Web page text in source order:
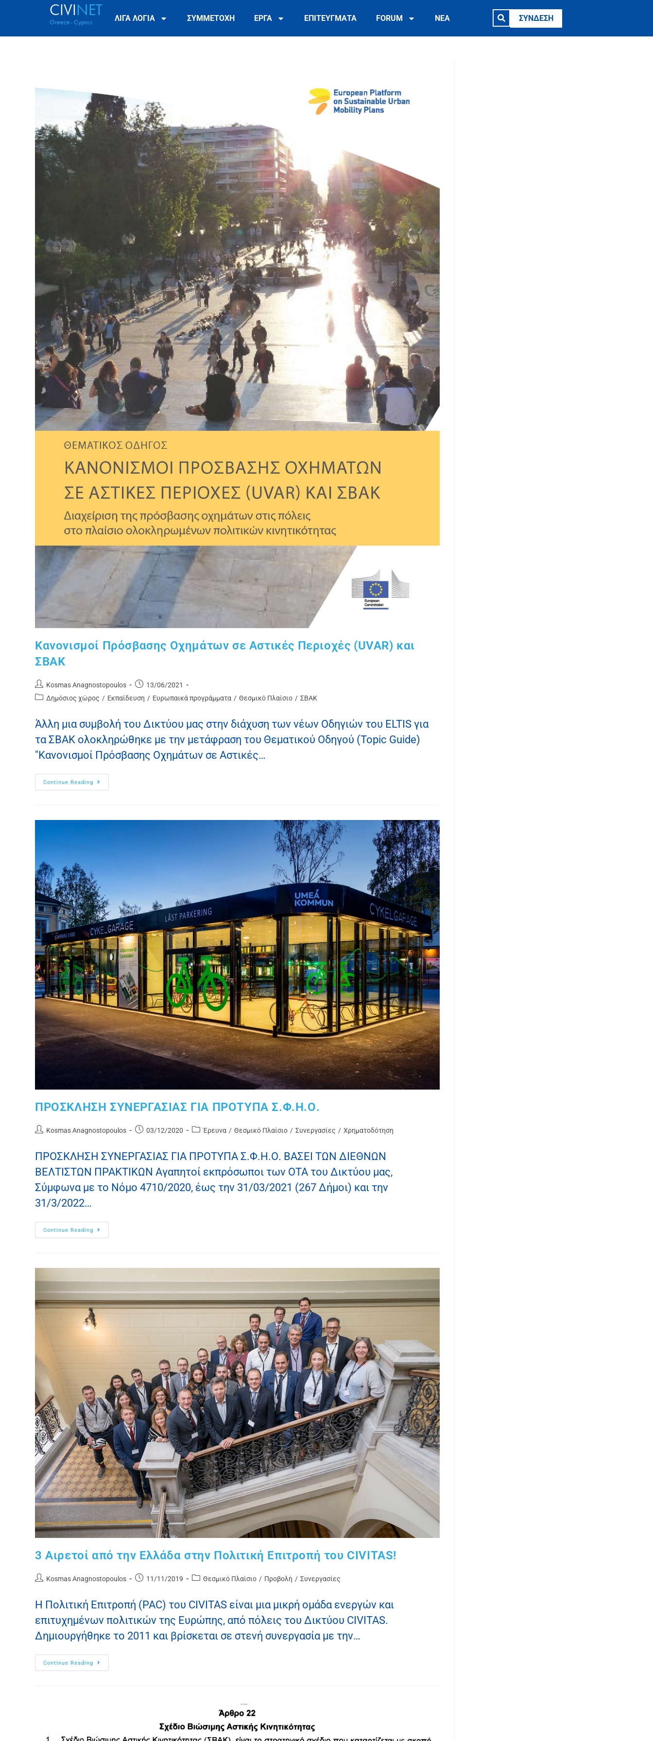
CIVINET
Greece- Cyprus ΛΙΓΑ ΛΟΓΙΑ ΣΥΜΜΕΤΟΧΗ ΕΡΓΑ ΕΠΙΤΕΥΓΜΑΤΑ FORUM ΝΕΑ ΣΥΝΔΕΣΗ
Κανονισμοί Πρόσβασης Οχημάτων σε Αστικές Περιοχές (UVAR) και
ΣΒΑΚ
Kosmas Anagnostopoulos
13/06/2021
Δημόσιος χώρος / Εκπαίδευση / Ευρωπαικά προγράμματα / Θεσμικό Πλαίσιο / ΣΒΑΚ
Άλλη μια συμβολή του Δικτύου μας στην διάχυση των νέων Οδηγιών του ELTIS για
τα ΣΒΑΚ ολοκληρώθηκε με την μετάφραση του Θεματικού Οδηγού (Topic Guide)
"Κανονισμοί Πρόσβασης Οχημάτων σε Αστικές…
Continue Reading
ΠΡΟΣΚΛΗΣΗ ΣΥΝΕΡΓΑΣΙΑΣ ΓΙΑ ΠΡΟΤΥΠΑ Σ.Φ.Η.Ο.
Kosmas Anagnostopoulos 03/12/2020 Έρευνα / Θεσμικό Πλαίσιο / Συνεργασίες / Χρηματοδότηση
ΠΡΟΣΚΛΗΣΗ ΣΥΝΕΡΓΑΣΙΑΣ ΓΙΑ ΠΡΟΤΥΠΑ Σ.Φ.Η.Ο. ΒΑΣΕΙ ΤΩΝ ΔΙΕΘΝΩΝ
ΒΕΛΤΙΣΤΩΝ ΠΡΑΚΤΙΚΩΝ Aγαπητοί εκπρόσωποι των ΟΤΑ του Δικτύου μας,
Σύμφωνα με το Νόμο 4710/2020, έως την 31/03/2021 (267 Δήμοι) και την
31/3/2022…
Continue Reading
3 Αιρετοί από την Ελλάδα στην Πολιτική Επιτροπή του CIVITAS!
Kosmas Anagnostopoulos 11/11/2019 Θεσμικό Πλαίσιο / Προβολή / Συνεργασίες
Η Πολιτική Επιτροπή (PAC) του CIVITAS είναι μια μικρή ομάδα ενεργών και
επιτυχημένων πολιτικών της Ευρώπης, από πόλεις του Δικτύου CIVITAS.
Δημιουργήθηκε το 2011 και βρίσκεται σε στενή συνεργασία με την…
Continue Reading